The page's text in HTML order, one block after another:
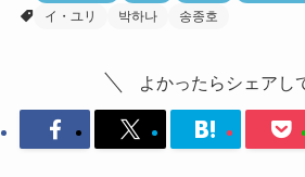
イ・ユリ
박하나 송종호
よかったらシェアし